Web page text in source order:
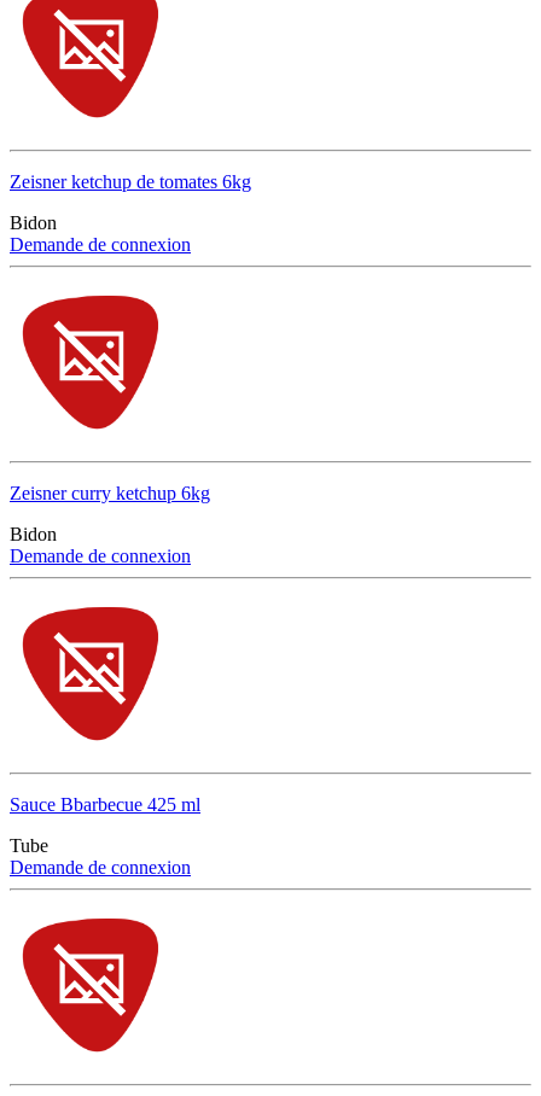
Zeisner ketchup de tomates 6kg
Bidon
Demande de connexion
Zeisner curry ketchup 6kg
Bidon
Demande de connexion
Sauce Bbarbecue 425 ml
Tube
Demande de connexion